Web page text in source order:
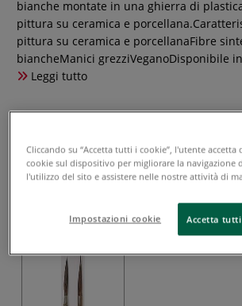
bianche montate in una ghierra di
pittura su ceramica e
pittura su ceramica e porcellanaFibre
biancheManici grezziVeganoDisponibile
Leggi tutto
Potrebbe interessarti anche
Cliccando su “Accetta tutti i cookie”, l'utente accetta
cookie sul dispositivo per migliorare la navigazione
l'utilizzo del sito e assistere nelle nostre attività di
Impostazioni cookie Accetta